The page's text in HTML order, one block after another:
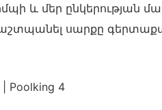
և մեր ընկերության
պաշտպանել սարքը